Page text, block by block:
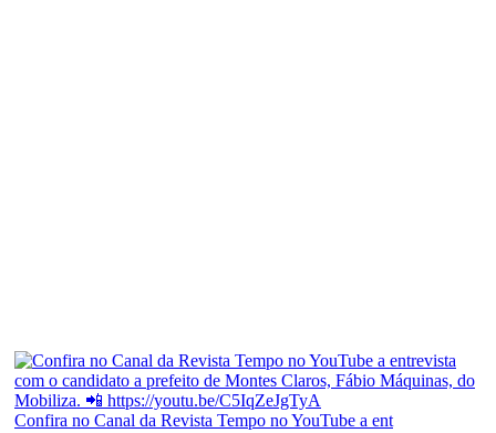
Confira no Canal da Revista Tempo no YouTube a ent